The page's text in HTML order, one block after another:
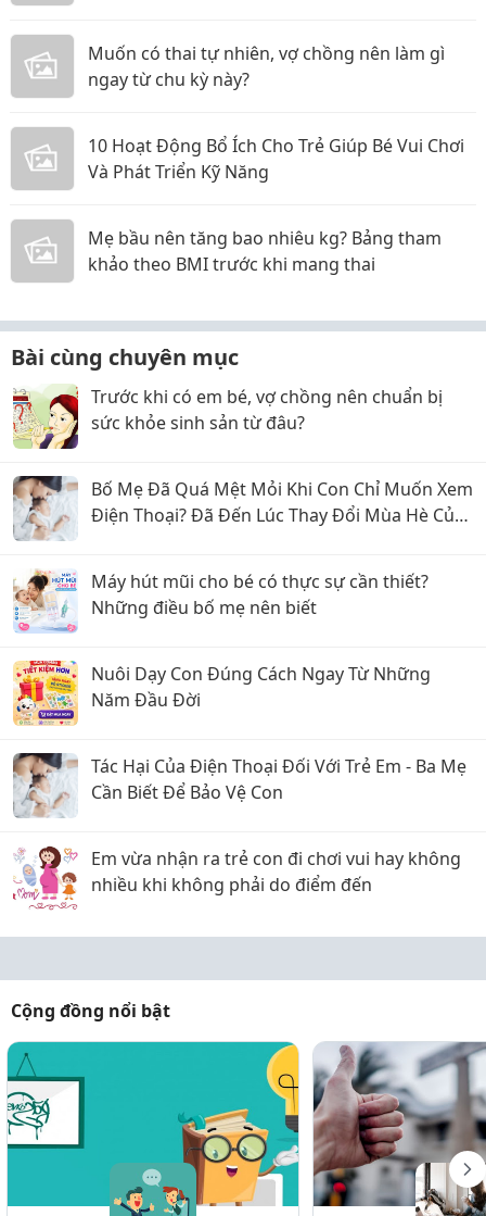
Muốn có thai tự nhiên, vợ chồng nên làm gì
ngay từ chu kỳ này?
10 Hoạt Động Bổ Ích Cho Trẻ Giúp Bé Vui Chơi
Và Phát Triển Kỹ Năng
Mẹ bầu nên tăng bao nhiêu kg? Bảng tham
khảo theo BMI trước khi mang thai
Bài cùng chuyên mục
Trước khi có em bé, vợ chồng nên chuẩn bị
sức khỏe sinh sản từ đâu?
Bố Mẹ Đã Quá Mệt Mỏi Khi Con Chỉ Muốn Xem
Điện Thoại? Đã Đến Lúc Thay Đổi Mùa Hè Của
Máy hút mũi cho bé có thực sự cần thiết?
Những điều bố mẹ nên biết
Nuôi Dạy Con Đúng Cách Ngay Từ Những
Năm Đầu Đời
Tác Hại Của Điện Thoại Đối Với Trẻ Em - Ba Mẹ
Cần Biết Để Bảo Vệ Con
Em vừa nhận ra trẻ con đi chơi vui hay không
nhiều khi không phải do điểm đến
Cộng đồng nổi bật